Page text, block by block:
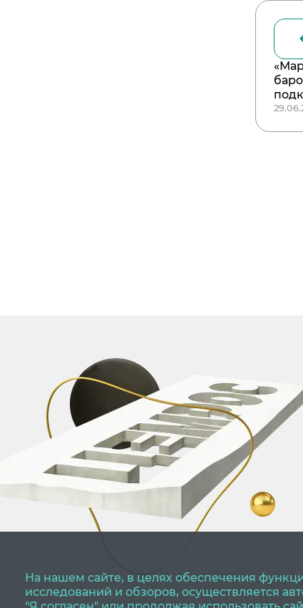
На нашем сайте, в целях обеспечения
исследований и обзоров, осуществляется